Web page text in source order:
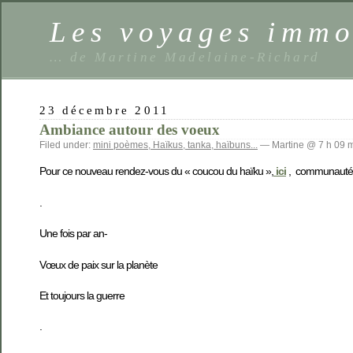
Les voyages
… de Martine Madelaine-Richard
23 décembre 2011
Ambiance autour des voeux
Filed under: mini poèmes, Haïkus, tanka, haïbuns... — Martine @ 7 h 09
Pour ce nouveau rendez-vous du « coucou du haïku », ici , communauté
Une fois par an-
Vœux de paix sur la planète
Et toujours la guerre
.